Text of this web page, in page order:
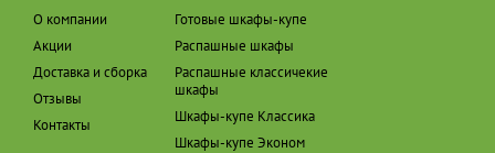
О компании
Акции
Доставка и сборка
Отзывы
Контакты
Готовые шкафы-купе
Распашные шкафы
Распашные классичекие
шкафы
Шкафы-купе Классика
Шкафы-купе Эконом